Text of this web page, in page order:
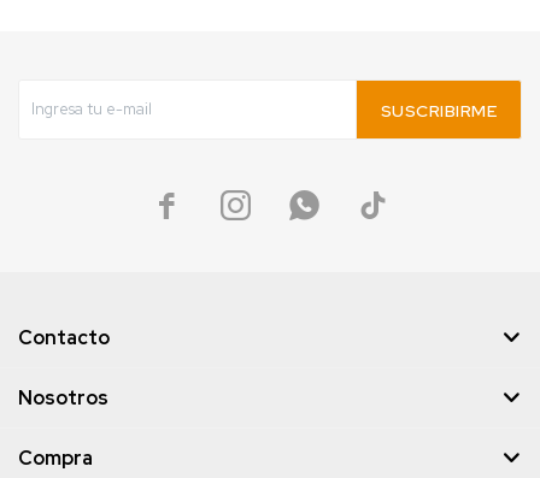
SUSCRIBIRME
   
Contacto
Nosotros
Compra